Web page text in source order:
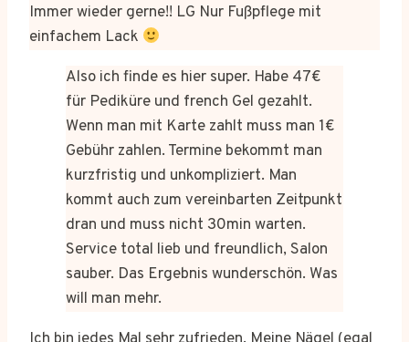
Immer wieder gerne!! LG Nur Fußpflege mit
einfachem Lack
Also ich finde es hier super. Habe 47€
für Pediküre und french Gel gezahlt.
Wenn man mit Karte zahlt muss man 1€
Gebühr zahlen. Termine bekommt man
kurzfristig und unkompliziert. Man
kommt auch zum vereinbarten Zeitpunkt
dran und muss nicht 30min warten.
Service total lieb und freundlich, Salon
sauber. Das Ergebnis wunderschön. Was
will man mehr.